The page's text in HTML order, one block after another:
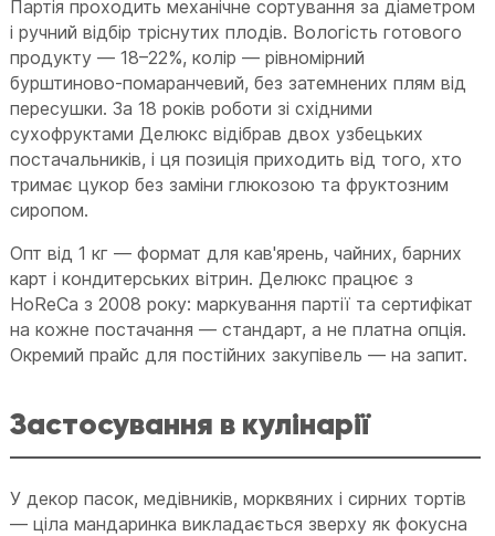
Партія проходить механічне сортування за діаметром
і ручний відбір тріснутих плодів. Вологість готового
продукту — 18–22%, колір — рівномірний
бурштиново-помаранчевий, без затемнених плям від
пересушки. За 18 років роботи зі східними
сухофруктами Делюкс відібрав двох узбецьких
постачальників, і ця позиція приходить від того, хто
тримає цукор без заміни глюкозою та фруктозним
сиропом.
Опт від 1 кг — формат для кав'ярень, чайних, барних
карт і кондитерських вітрин. Делюкс працює з
HoReCa з 2008 року: маркування партії та сертифікат
на кожне постачання — стандарт, а не платна опція.
Окремий прайс для постійних закупівель — на запит.
Застосування в кулінарії
У декор пасок, медівників, морквяних і сирних тортів
— ціла мандаринка викладається зверху як фокусна